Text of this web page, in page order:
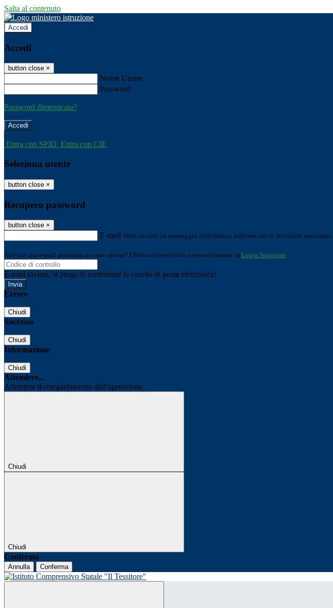
Salta al contenuto
Accedi
Accedi
button close ×
Nome Utente
Password
Password dimenticata?
-
Entra con SPID Entra con CIE
Seleziona utente
button close ×
Recupero password
button close ×
E-mail Verrà inviato un messaggio all'indirizzo indicato con le istruzioni necessarie.
Non hai una e-mail associata al nome utente? Effettua il reset della password tramite la Login Spaggiari
E-mail inviata, si prega di controllare la casella di posta elettronica!
Errore
Chiudi
Successo
Chiudi
Informazione
Chiudi
Attendere...
Attendere il completamento dell'operazione...
Chiudi
Chiudi
Conferma
Annulla Conferma